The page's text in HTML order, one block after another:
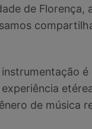
de Florença,
de música